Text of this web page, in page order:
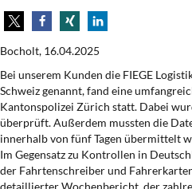
Bocholt, 16.04.2025
Bei unserem Kunden die FIEGE
Schweiz genannt, fand eine
Kantonspolizei Zürich statt. Dabei
überprüft. Außerdem mussten die
innerhalb von fünf Tagen übermittelt
Im Gegensatz zu Kontrollen in
der Fahrtenschreiber und
detaillierter Wochenbericht, der